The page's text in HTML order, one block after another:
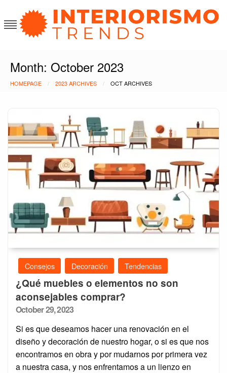
to
content
Month: October 2023
HOMEPAGE 2023 ARCHIVES OCT ARCHIVES
Consejos Decoración Tendencias
¿Qué muebles o elementos no son
aconsejables comprar?
Posted
October 29, 2023
Si es que deseamos hacer una renovación en el
diseño y decoración de nuestro hogar, o si es que nos
encontramos en obra y por mudarnos por primera vez
a nuestra casa, y nos enfrentamos a un lienzo en